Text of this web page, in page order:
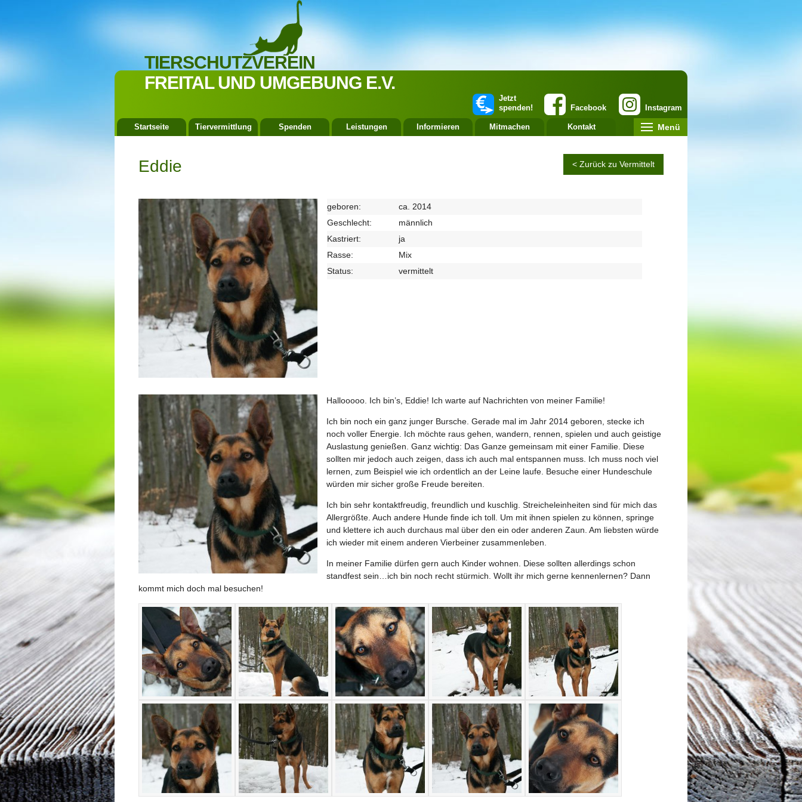
TIERSCHUTZVEREIN
FREITAL UND UMGEBUNG E.V.
Instagram
Facebook
Jetzt
spenden!
Startseite Tiervermittlung Spenden Leistungen Informieren Mitmachen Kontakt Menü
Eddie < Zurück zu Vermittelt
geboren:
ca. 2014
Geschlecht:
männlich
Kastriert:
ja
Rasse:
Mix
Status:
vermittelt
Hallooooo. Ich bin’s, Eddie! Ich warte auf Nachrichten von meiner Familie!
Ich bin noch ein ganz junger Bursche. Gerade mal im Jahr 2014 geboren, stecke ich
noch voller Energie. Ich möchte raus gehen, wandern, rennen, spielen und auch geistige
Auslastung genießen. Ganz wichtig: Das Ganze gemeinsam mit einer Familie. Diese
sollten mir jedoch auch zeigen, dass ich auch mal entspannen muss. Ich muss noch viel
lernen, zum Beispiel wie ich ordentlich an der Leine laufe. Besuche einer Hundeschule
würden mir sicher große Freude bereiten.
Ich bin sehr kontaktfreudig, freundlich und kuschlig. Streicheleinheiten sind für mich das
Allergrößte. Auch andere Hunde finde ich toll. Um mit ihnen spielen zu können, springe
und klettere ich auch durchaus mal über den ein oder anderen Zaun. Am liebsten würde
ich wieder mit einem anderen Vierbeiner zusammenleben.
In meiner Familie dürfen gern auch Kinder wohnen. Diese sollten allerdings schon
standfest sein…ich bin noch recht stürmich. Wollt ihr mich gerne kennenlernen? Dann
kommt mich doch mal besuchen!